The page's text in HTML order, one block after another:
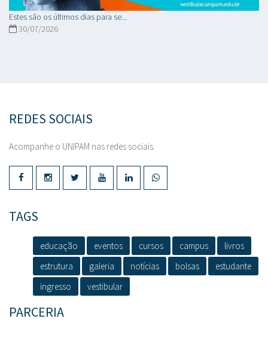
Estes são os últimos dias para se...
30/07/2026
REDES SOCIAIS
Acompanhe o UNIPAM nas redes sociais.
TAGS
educação eventos cursos campus
livros
estrutura
galeria notícias bolsas
estudante
ingresso
vestibular
PARCERIA